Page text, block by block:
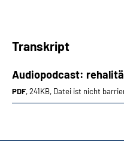
Transkript
Audiopodcast:
PDF, 241KB, Datei ist nicht